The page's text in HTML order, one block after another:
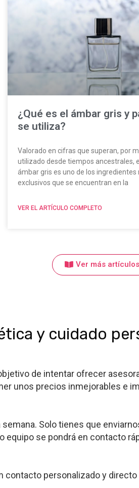
¿Qué es el ámbar gris y
se utiliza?
Valorado en cifras que superan, por
utilizado desde tiempos ancestrales,
ámbar gris es uno de los ingredientes
exclusivos que se encuentran en la
VER EL ARTÍCULO COMPLETO
Ver más artículos
y cuidado
de intentar ofrecer
unos precios inmejorables e
Solo tienes que
se pondrá en contacto
personalizado y